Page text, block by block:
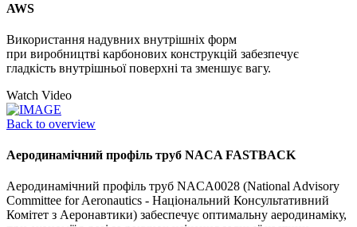
AWS
Використання надувних внутрішніх форм
при виробництві карбонових конструкцій забезпечує
гладкість внутрішньої поверхні та зменшує вагу.
Watch Video
Back to overview
Аеродинамічний профіль труб NACA FASTBACK
Аеродинамічний профіль труб NACA0028 (National Advisory
Committee for Aeronautics - Національний Консультативний
Комітет з Аеронавтики) забеспечує оптимальну аеродинаміку,